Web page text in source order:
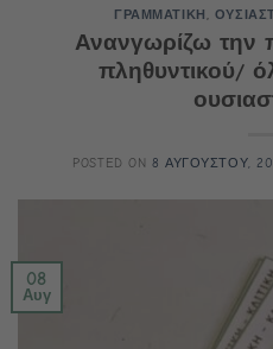
ΓΡΑΜΜΑΤΙΚΗ ,
Ανανγωρίζω την
πληθυντικού/
POSTED ON 8 ΑΥΓΟΥΣΤΟΥ,
08
Αυγ